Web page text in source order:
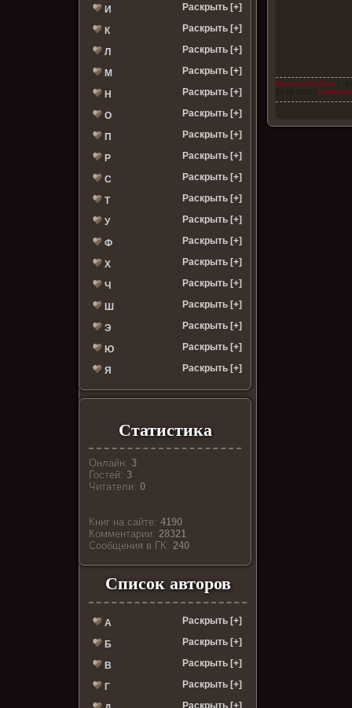
И Раскрыть [+]
К Раскрыть [+]
Л Раскрыть [+]
М Раскрыть [+]
Н Раскрыть [+]
О Раскрыть [+]
П Раскрыть [+]
Р Раскрыть [+]
С Раскрыть [+]
Т Раскрыть [+]
У Раскрыть [+]
Ф Раскрыть [+]
Х Раскрыть [+]
Ч Раскрыть [+]
Ш Раскрыть [+]
Э Раскрыть [+]
Ю Раскрыть [+]
Я Раскрыть [+]
Статистика
Онлайн:3
Гостей:3
Читатели:0
Книг на сайте:4190
Комментарии:28321
Cообщения в ГК:240
Список авторов
А Раскрыть [+]
Б Раскрыть [+]
В Раскрыть [+]
Г Раскрыть [+]
Раскрыть [+]
Мелисса Мэйхью